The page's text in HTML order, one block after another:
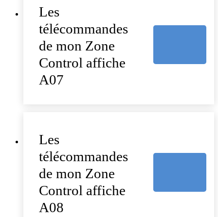
Les
télécommandes
de mon Zone
Control affiche
A07
Les
télécommandes
de mon Zone
Control affiche
A08